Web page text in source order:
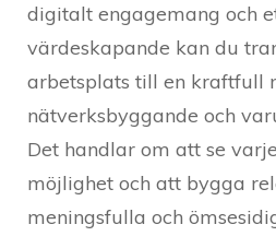
digitalt engagemang och
värdeskapande kan du
arbetsplats till en kraftfull
nätverksbyggande och
Det handlar om att se
möjlighet och att bygga
meningsfulla och